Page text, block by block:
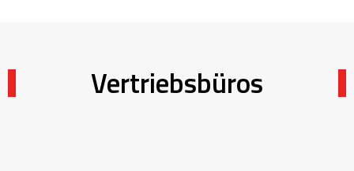
Vertriebsbüros